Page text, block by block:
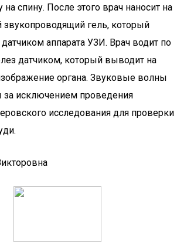
спину. После этого врач наносит на
звукопроводящий гель, который
аппарата УЗИ. Врач водит по
датчиком, который выводит на
органа. Звуковые волны
исключением проведения
исследования для проверки